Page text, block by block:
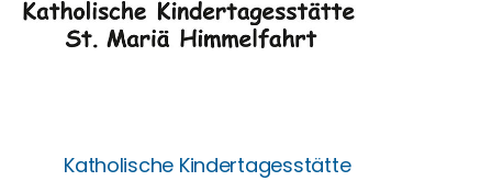
Katholische Kindertagesstätte